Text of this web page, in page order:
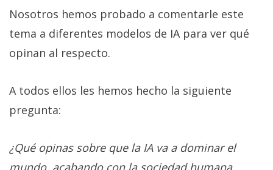
Sobre
nosotros
/
Publicidad
Cambiar
opciones
de
/
Aviso
Nosotros hemos probado a comentarle este
tema a diferentes modelos de IA para ver qué
opinan al respecto.
A todos ellos les hemos hecho la siguiente
pregunta:
¿Qué opinas sobre que la IA va a dominar el